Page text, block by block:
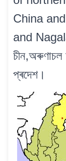
China
and
চীন,অৰুণাচল
প্ৰদেশ।